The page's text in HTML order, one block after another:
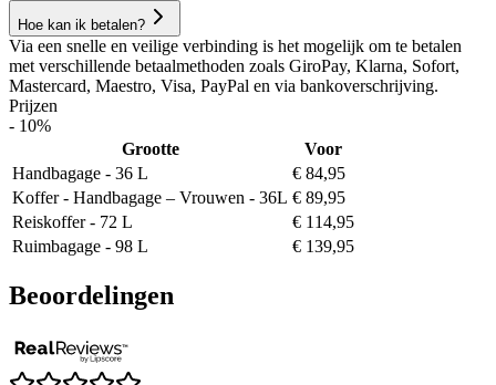
Hoe kan ik betalen?
Via een snelle en veilige verbinding is het mogelijk om te betalen
met verschillende betaalmethoden zoals GiroPay, Klarna, Sofort,
Mastercard, Maestro, Visa, PayPal en via bankoverschrijving.
Prijzen
- 10%
Grootte
Voor
Handbagage - 36 L
€ 84,95
Koffer - Handbagage – Vrouwen - 36L € 89,95
Reiskoffer - 72 L
€ 114,95
Ruimbagage - 98 L
€ 139,95
Beoordelingen